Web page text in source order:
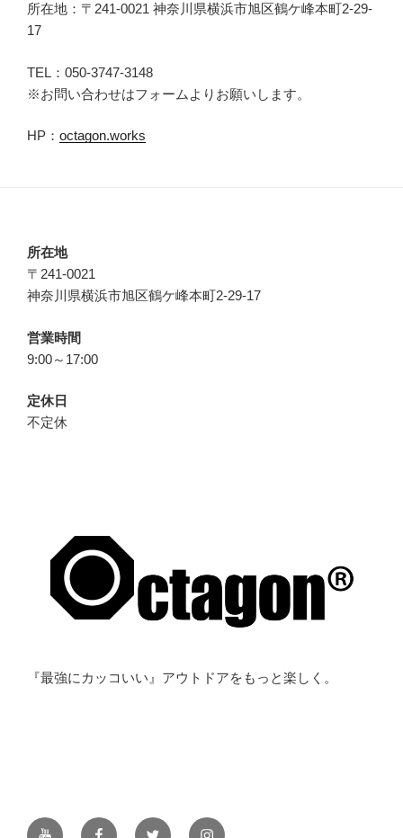
所在地：〒241-0021 神奈川県横浜市旭区鶴ケ峰本町2-29-
17
TEL：050-3747-3148
※お問い合わせはフォームよりお願いします。
HP： octagon.works
所在地
〒241-0021
神奈川県横浜市旭区鶴ケ峰本町2-29-17
営業時間
9:00～17:00
定休日
不定休
『最強にカッコいい』アウトドアをもっと楽しく。
YouTube FacebookTwitter Instagram